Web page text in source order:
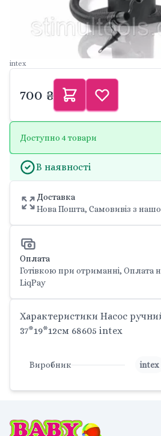
intex
700 ₴
Доступно 4 товари
В наявності
Доставка
Нова Пошта, Самовивіз з
Оплата
Готівкою при отриманні, Оплата
LiqPay
Характеристики Насос
37*19*12см 68605 intex
Виробник intex